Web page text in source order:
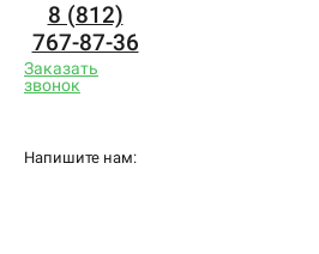
8 (812)
767-87-36
Заказать
звонок
Напишите нам: